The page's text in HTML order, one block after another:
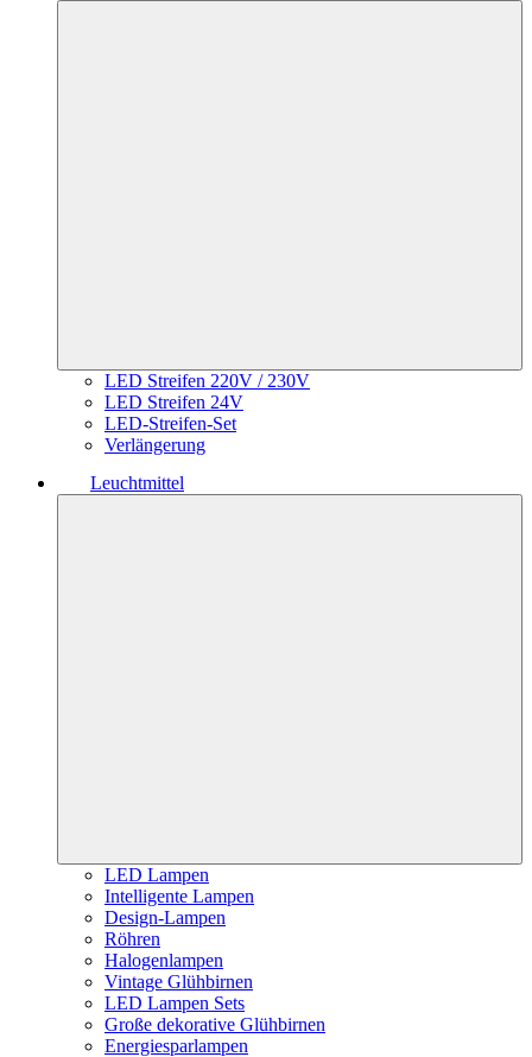
LED Streifen 220V / 230V
LED Streifen 24V
LED-Streifen-Set
Verlängerung
Leuchtmittel
LED Lampen
Intelligente Lampen
Design-Lampen
Röhren
Halogenlampen
Vintage Glühbirnen
LED Lampen Sets
Große dekorative Glühbirnen
Energiesparlampen